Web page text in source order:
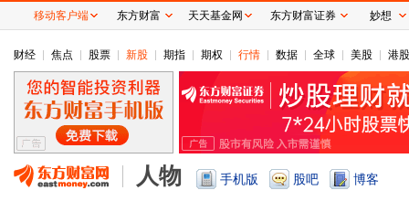
财经 焦点 股票 新股 期指 期权 行情 数据 全球 美股 港股
人物 手机版 股吧 博客
移动客户端 东方财富 天天基金网 东方财富证券 妙想